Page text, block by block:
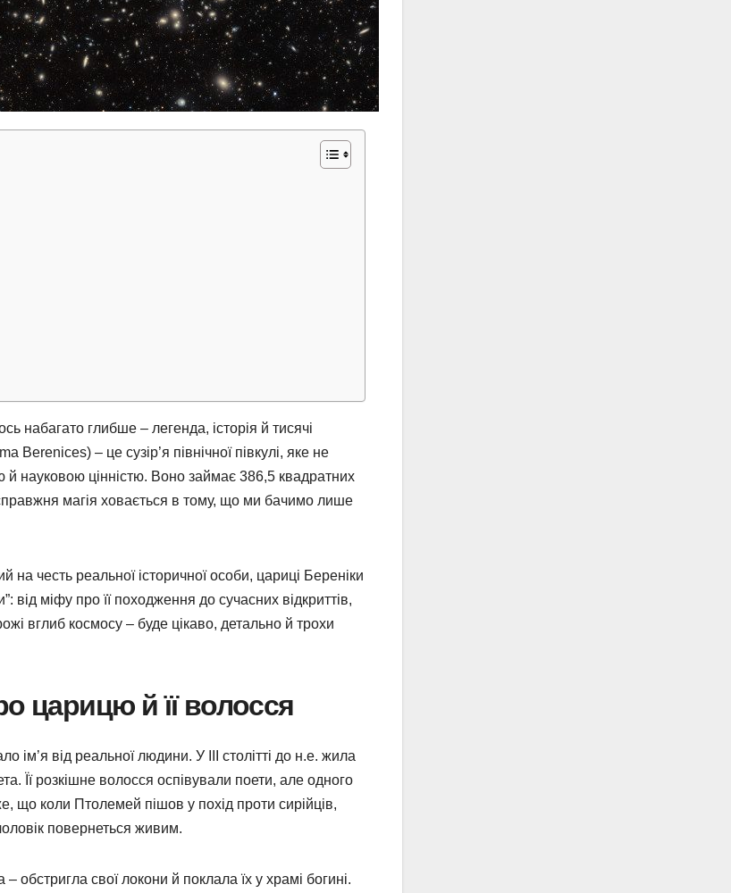
набагато глибше – легенда, історія й тисячі
Berenices) – це сузір’я північної півкулі, яке не
науковою цінністю. Воно займає 386,5 квадратних
магія ховається в тому, що ми бачимо лише
на честь реальної історичної особи, цариці Береніки
від міфу про її походження до сучасних відкриттів,
вглиб космосу – буде цікаво, детально й трохи
царицю й її волосся
ім’я від реальної людини. У III столітті до н.е. жила
Її розкішне волосся оспівували поети, але одного
що коли Птолемей пішов у похід проти сирійців,
повернеться живим.
свої локони й поклала їх у храмі богині.